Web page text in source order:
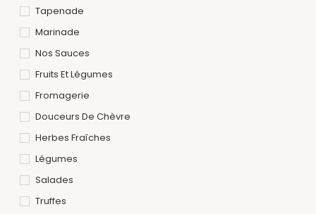
Tapenade
Marinade
Nos Sauces
Fruits Et Légumes
Fromagerie
Douceurs De Chèvre
Herbes Fraîches
Légumes
Salades
Truffes